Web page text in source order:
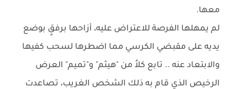
معها.
لم يمهلها الفرصة للاعتراض عليه، أزاحها برفقٍ بوضع
يديه على مقبضي الكرسي مما اضطرها لسحب كفيها
والابتعاد عنه .. تابع كلاً من "هيثم" و"تميم" العرض
الرخيص الذي قام به ذلك الشخص الغريب، تصاعدت